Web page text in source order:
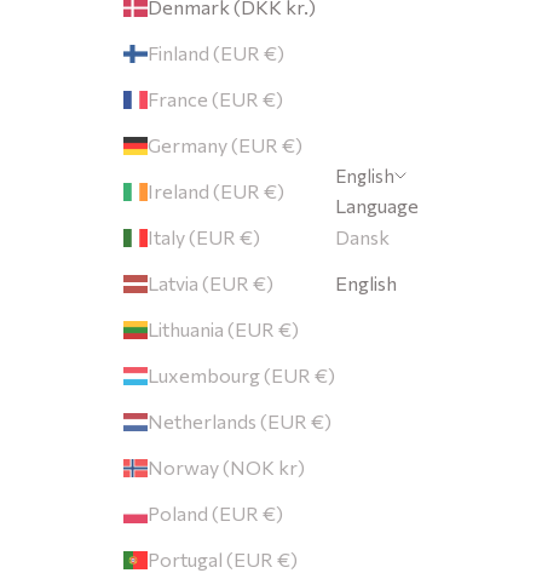
Denmark (DKK kr.)
Finland (EUR €)
France (EUR €)
Germany (EUR €)
Ireland (EUR €)
Italy (EUR €)
Latvia (EUR €)
Lithuania (EUR €)
Luxembourg (EUR €)
Netherlands (EUR €)
Norway (NOK kr)
Poland (EUR €)
Portugal (EUR €)
English
Language
Dansk
English